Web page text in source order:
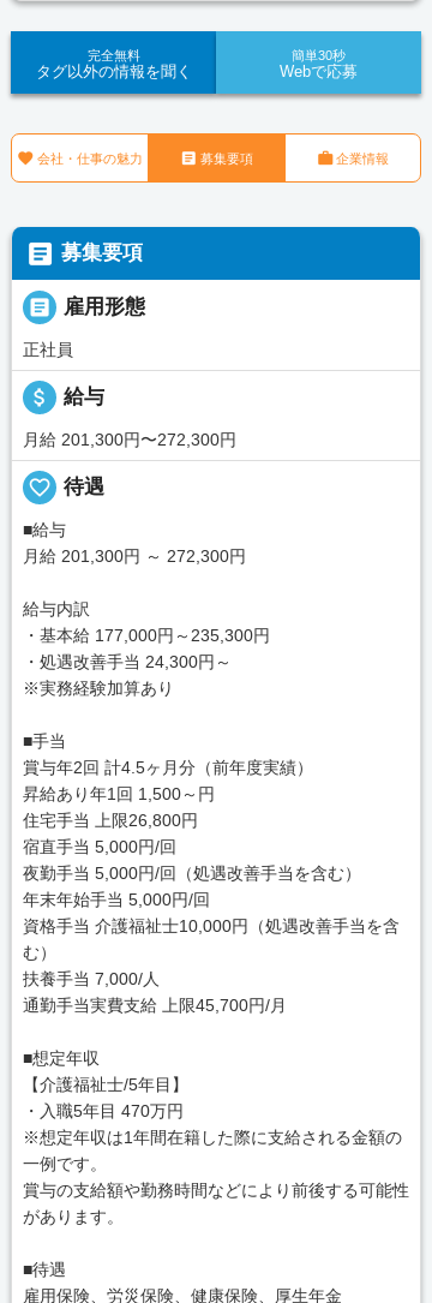
完全無料
タグ以外の情報を聞く
簡単30秒
Webで応募
 会社・仕事の魅力  募集要項 企業情報
 募集要項
 雇用形態
正社員
attach_money 給与
月給 201,300円〜272,300円
favorite_border 待遇
■給与
月給 201,300円 ～ 272,300円
給与内訳
・基本給 177,000円～235,300円
・処遇改善手当 24,300円～
※実務経験加算あり
■手当
賞与年2回 計4.5ヶ月分（前年度実績）
昇給あり年1回 1,500～円
住宅手当 上限26,800円
宿直手当 5,000円/回
夜勤手当 5,000円/回（処遇改善手当を含む）
年末年始手当 5,000円/回
資格手当 介護福祉士10,000円（処遇改善手当を含
む）
扶養手当 7,000/人
通勤手当実費支給 上限45,700円/月
■想定年収
【介護福祉士/5年目】
・入職5年目 470万円
※想定年収は1年間在籍した際に支給される金額の
一例です。
賞与の支給額や勤務時間などにより前後する可能性
があります。
■待遇
雇用保険、労災保険、健康保険、厚生年金